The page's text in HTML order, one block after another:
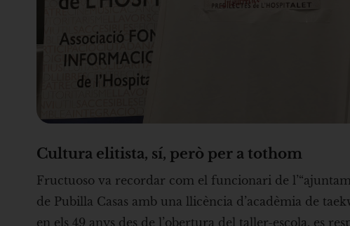
Cultura elitista, sí, però per a tothom
Fructuoso va recordar com el funcionari de
de Pubilla Casas amb una llicència d’acadèmia de
en els 49 anys des de l’obertura del taller-escola, es